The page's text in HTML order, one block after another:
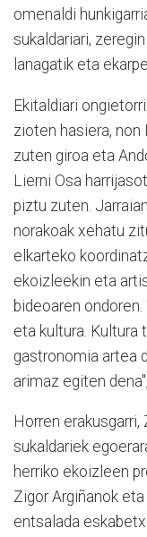
omenaldi
sukaldariari,
lanagatik eta
Ekitaldiari
zioten hasiera,
zuten giroa eta
Lierni Osa
piztu zuten.
norakoak xehatu
elkarteko
ekoizleekin eta
bideoaren
eta kultura. Kultura
gastronomia artea
arimaz egiten
Horren
sukaldariek
herriko ekoizleen
Zigor Argiñanok
entsalada